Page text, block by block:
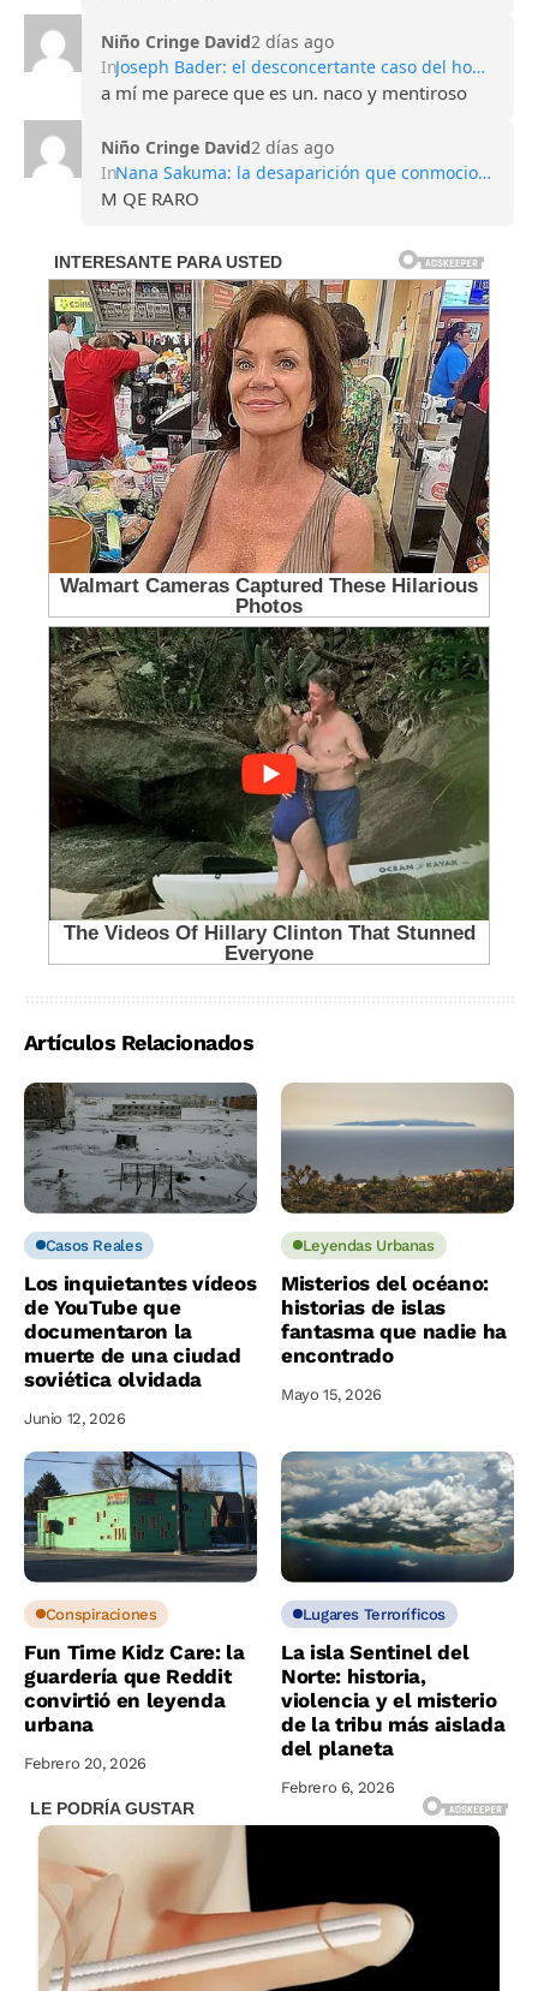
Niño Cringe David2 días ago
In
Joseph Bader: el desconcertante caso del hombre que perdió todos sus recuerdos
a mí me parece que es un. naco y mentiroso
Niño Cringe David2 días ago
In
Nana Sakuma: la desaparición que conmocionó Japón y sigue sin explicación
M QE RARO
Artículos Relacionados
Casos Reales
Los inquietantes vídeos
de YouTube que
documentaron la
muerte de una ciudad
soviética olvidada
Junio 12, 2026
Leyendas Urbanas
Misterios del océano:
historias de islas
fantasma que nadie ha
encontrado
Mayo 15, 2026
Conspiraciones
Fun Time Kidz Care: la
guardería que Reddit
convirtió en leyenda
urbana
Febrero 20, 2026
Lugares Terroríficos
La isla Sentinel del
Norte: historia,
violencia y el misterio
de la tribu más aislada
del planeta
Febrero 6, 2026